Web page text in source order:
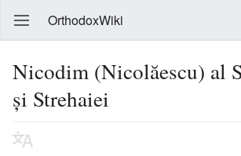
OrthodoxWiki
Nicodim (Nicolăescu) al
și Strehaiei